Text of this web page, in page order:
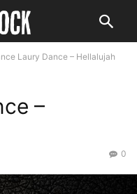
Laury Dance – Hellalujah
–
0